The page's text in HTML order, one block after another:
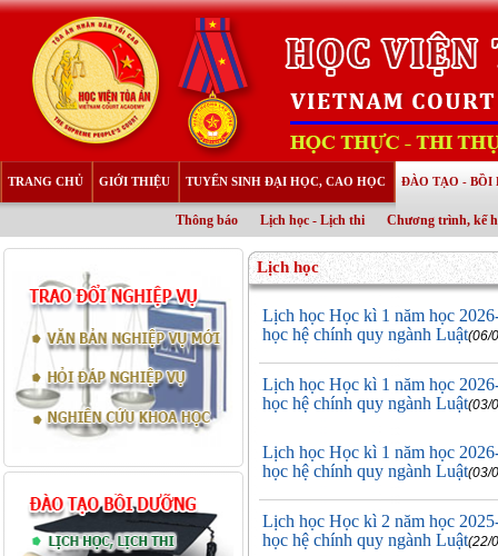
TRANG CHỦ GIỚI THIỆU TUYỂN SINH ĐẠI HỌC, CAO HỌC ĐÀO TẠO - BỒI
Thông báo Lịch học - Lịch thi Chương trình, kế
Lịch học
Lịch học Học kì 1 năm học
học hệ chính quy ngành Luật(06/
Lịch học Học kì 1 năm học
học hệ chính quy ngành Luật(03/
Lịch học Học kì 1 năm học
học hệ chính quy ngành Luật(03/
Lịch học Học kì 2 năm học
học hệ chính quy ngành Luật(22/